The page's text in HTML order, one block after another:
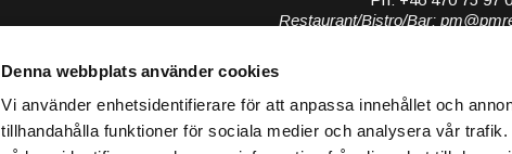
Denna webbplats använder cookies
Vi använder enhetsidentifierare för att anpassa innehållet och
tillhandahålla funktioner för sociala medier och analysera vår
Restaurant/Bistro/Bar:
View map